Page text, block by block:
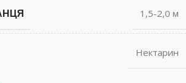
1,5-2,0 м
Нектарин